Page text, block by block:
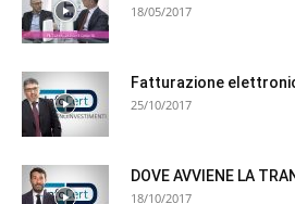
18/05/2017
Fatturazione
25/10/2017
DOVE AVVIENE LA
18/10/2017